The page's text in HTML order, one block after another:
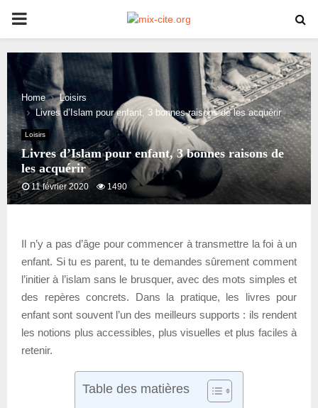
PRIMARY
MENU
Home
Loisirs
Livres d’Islam pour enfant, 3 bonnes raisons de les acquérir
Loisirs
Livres d’Islam pour enfant, 3 bonnes raisons de
les acquérir
11 février 2020 1490
Il n’y a pas d’âge pour commencer à transmettre la foi à un
enfant. Si tu es parent, tu te demandes sûrement comment
l’initier à l’islam sans le brusquer, avec des mots simples et
des repères concrets. Dans la pratique, les livres pour
enfant sont souvent l’un des meilleurs supports : ils rendent
les notions plus accessibles, plus visuelles et plus faciles à
retenir.
Table des matières